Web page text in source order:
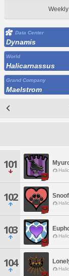
Weekly
Data Center
Dynamis
World
Halicarnassus
Grand Company
Maelstrom
101
102
103
104